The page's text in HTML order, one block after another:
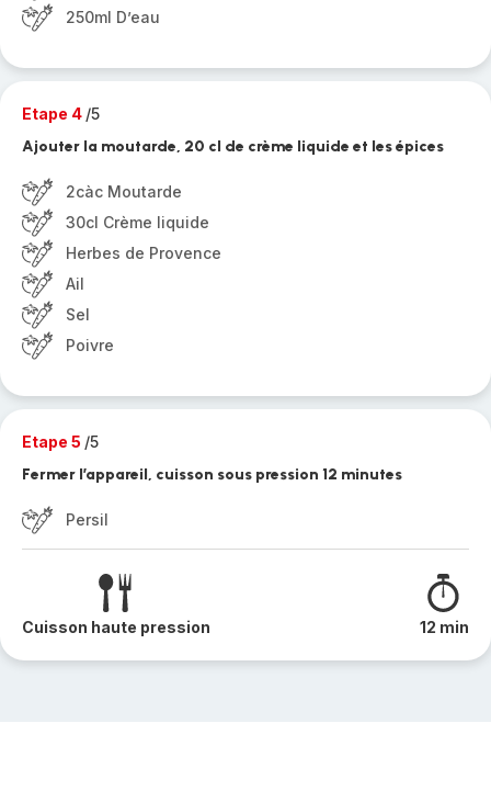
250ml D’eau
Etape 4 /5
Ajouter la moutarde, 20 cl de crème liquide et les épices
2càc Moutarde
30cl Crème liquide
Herbes de Provence
Ail
Sel
Poivre
Etape 5 /5
Fermer l’appareil, cuisson sous pression 12 minutes
Persil
Cuisson haute pression 12 min